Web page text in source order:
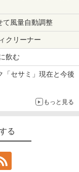
風量自動調整
クリーナー
飲む
「セサミ」現在と今後
もっと見る
る